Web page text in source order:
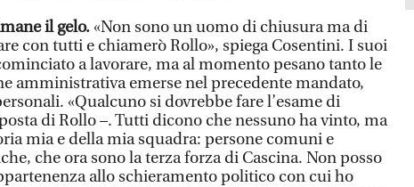
il gelo.«Non sono un uomo di chiusura ma di
con tutti e chiamerò Rollo», spiega Cosentini. I suoi
a lavorare, ma al momento pesano tanto le
amministrativa emerse nel precedente mandato,
«Qualcuno si dovrebbe fare l’esame di
di Rollo –. Tutti dicono che nessuno ha vinto, ma
mia e della mia squadra: persone comuni e
che ora sono la terza forza di Cascina. Non posso
allo schieramento politico con cui ho